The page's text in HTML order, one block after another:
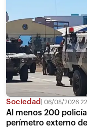
Sociedad 06/08/2026
Al menos 200
perímetro externo